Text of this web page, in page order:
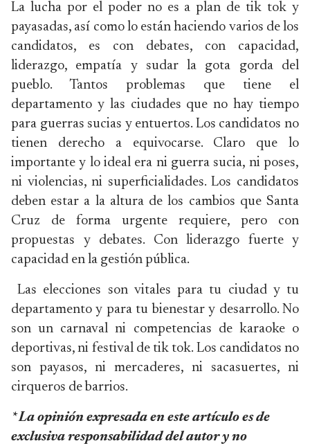
La lucha por el poder no es a plan de tik tok y
payasadas, así como lo están haciendo varios de los
candidatos, es con debates, con capacidad,
liderazgo, empatía y sudar la gota gorda del
pueblo. Tantos problemas que tiene el
departamento y las ciudades que no hay tiempo
para guerras sucias y entuertos. Los candidatos no
tienen derecho a equivocarse. Claro que lo
importante y lo ideal era ni guerra sucia, ni poses,
ni violencias, ni superficialidades. Los candidatos
deben estar a la altura de los cambios que Santa
Cruz de forma urgente requiere, pero con
propuestas y debates. Con liderazgo fuerte y
capacidad en la gestión pública.
Las elecciones son vitales para tu ciudad y tu
departamento y para tu bienestar y desarrollo. No
son un carnaval ni competencias de karaoke o
deportivas, ni festival de tik tok. Los candidatos no
son payasos, ni mercaderes, ni sacasuertes, ni
cirqueros de barrios.
* La opinión expresada en este artículo es de
exclusiva responsabilidad del autor y no